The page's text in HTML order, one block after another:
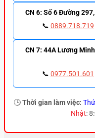
CN 6: Số 6 Đường
📞 0889.718.719
CN 7: 44A Lương
📞 0977.501.601
🕒Thời gian làm việc:
Nhật: